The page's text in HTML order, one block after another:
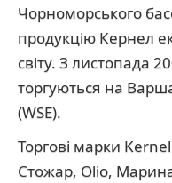
Чорноморського
продукцію Кернел
світу. З листопада
торгуються на
(WSE).
Торгові марки
Стожар, Olio,